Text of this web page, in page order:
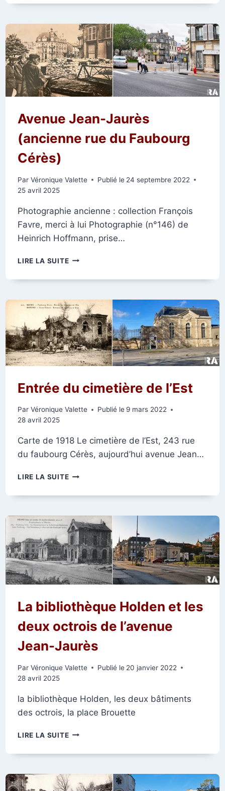
1914
LE
59
FAUBOURG
CÉRÈS
Avenue Jean-Jaurès
(ancienne rue du Faubourg
Cérès)
Par Véronique Valette Publié le 24 septembre 2022
25 avril 2025
Photographie ancienne : collection François
Favre, merci à lui Photographie (n°146) de
Heinrich Hoffmann, prise…
LIRE LA SUITEAVENUE
JAURÈS
RUE
DU
FAUBOURG
CÉRÈS)
Entrée du cimetière de l’Est
Par Véronique Valette Publié le 9 mars 2022
28 avril 2025
Carte de 1918 Le cimetière de l’Est, 243 rue
du faubourg Cérès, aujourd’hui avenue Jean…
LIRE LA SUITEENTRÉE
CIMETIÈRE
L’EST
La bibliothèque Holden et les
deux octrois de l’avenue
Jean-Jaurès
Par Véronique Valette Publié le 20 janvier 2022
28 avril 2025
la bibliothèque Holden, les deux bâtiments
des octrois, la place Brouette
LIRE LA SUITELA
HOLDEN
LES
DEUX